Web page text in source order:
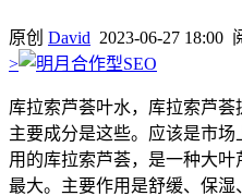
原创 David 2023-06-27 18:00
>
库拉索芦荟叶水，库拉索芦
主要成分是这些。应该是市
用的库拉索芦荟，是一种大
最大。主要作用是舒缓、保